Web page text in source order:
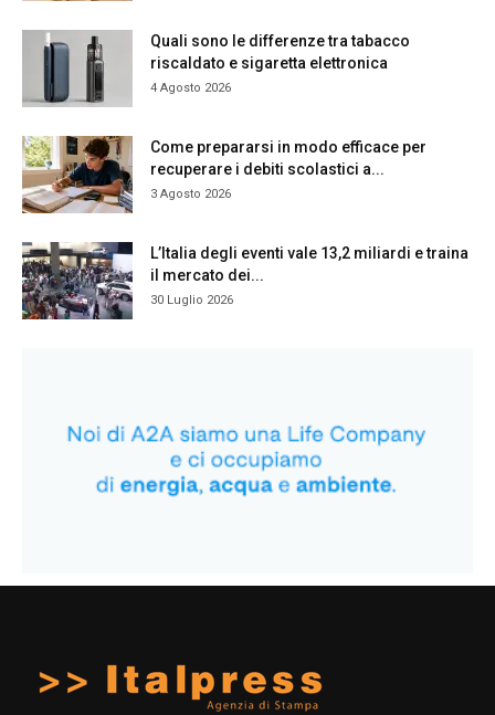
Quali sono le differenze tra tabacco
riscaldato e sigaretta elettronica
4 Agosto 2026
Come prepararsi in modo efficace per
recuperare i debiti scolastici a...
3 Agosto 2026
L’Italia degli eventi vale 13,2 miliardi e traina
il mercato dei...
30 Luglio 2026